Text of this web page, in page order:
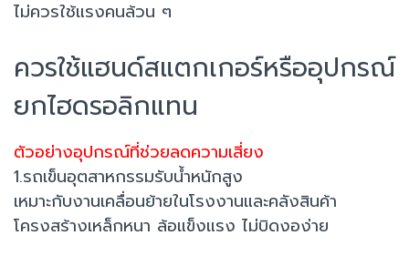
ไม่ควรใช้แรงคนล้วน ๆ
ควรใช้แฮนด์สแตกเกอร์หรืออุปกรณ์
ยกไฮดรอลิกแทน
ตัวอย่างอุปกรณ์ที่ช่วยลดความเสี่ยง
1.รถเข็นอุตสาหกรรมรับน้ำหนักสูง
เหมาะกับงานเคลื่อนย้ายในโรงงานและคลังสินค้า
โครงสร้างเหล็กหนา ล้อแข็งแรง ไม่บิดงอง่าย